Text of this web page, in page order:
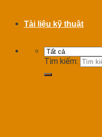
Tài liệu kỹ thuật
Tìm kiếm: